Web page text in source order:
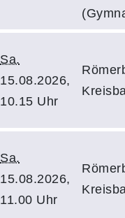
Sa.
15.08.2026,
10.15 Uhr
Sa.
15.08.2026,
11.00 Uhr